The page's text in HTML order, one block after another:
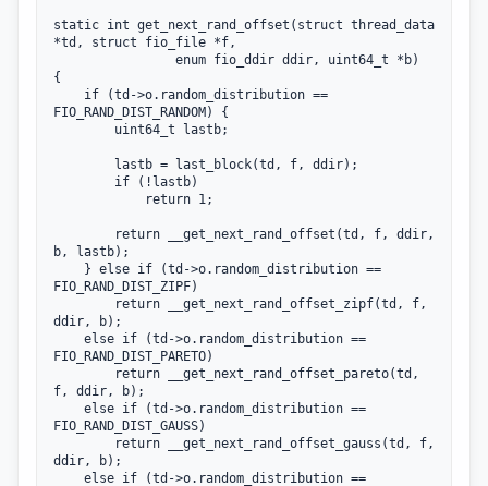
static int get_next_rand_offset(struct thread_data
*td, struct fio_file *f,
{
FIO_RAND_DIST_RANDOM) {
b, lastb);
FIO_RAND_DIST_ZIPF)
ddir, b);
FIO_RAND_DIST_PARETO)
f, ddir, b);
FIO_RAND_DIST_GAUSS)
ddir, b);